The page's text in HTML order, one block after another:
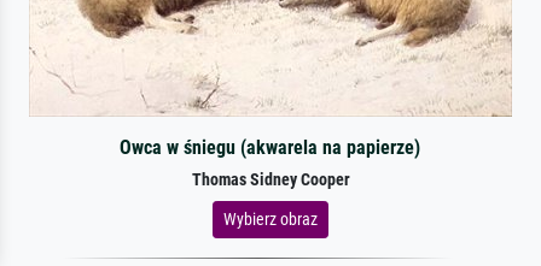
Owca w śniegu (akwarela na papierze)
Thomas Sidney Cooper
Wybierz obraz